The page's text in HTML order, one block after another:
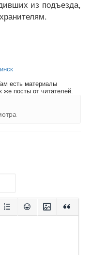
из подъезда,
есть материалы
же посты от читателей.